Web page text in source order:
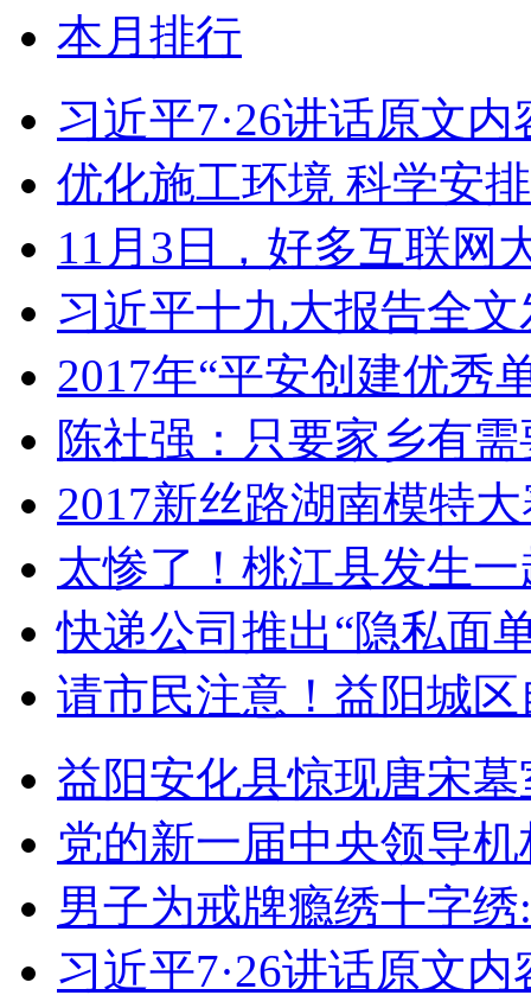
本月排行
习近平7·26讲话原文
优化施工环境 科学安
11月3日，好多互联网
习近平十九大报告全文
2017年“平安创建优秀
陈社强：只要家乡有
2017新丝路湖南模特
太惨了！桃江县发生
快递公司推出“隐私面
请市民注意！益阳城
益阳安化县惊现唐宋
党的新一届中央领导
男子为戒牌瘾绣十字
习近平7·26讲话原文